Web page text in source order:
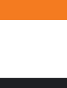
en el MUTVI 2026